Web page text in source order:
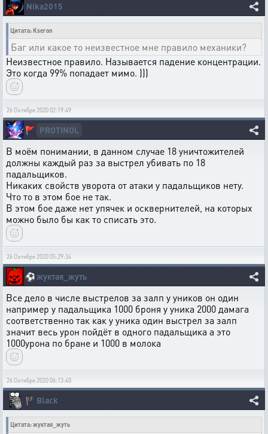
Nika2015
Цитата: Kseron
Баг или какое то неизвестное мне правило механики?
Неизвестное правило. Называется падение концентрации.
Это когда 99% попадает мимо. )))
26 Октября 2020 02:19:49
🚩 PROTINOL
В моём понимании, в данном случае 18 уничтожителей
должны каждый раз за выстрел убивать по 18
падальщиков.
Никаких свойств уворота от атаки у падальщиков нету.
Что то в этом бое не так.
В этом бое даже нет упячек и осквернителей, на которых
можно было бы как то списать это.
26 Октября 2020 05:29:34
⚽жуктая_жуть
Все дело в числе выстрелов за залп у уников он один
например у падальщика 1000 броня у уника 2000 дамага
соответственно так как у уника один выстрел за залп
значит весь урон пойдёт в одного падальщика а это
1000урона по бране и 1000 в молока
26 Октября 2020 06:13:40
🏴 Black
Цитата: жуктая_жуть